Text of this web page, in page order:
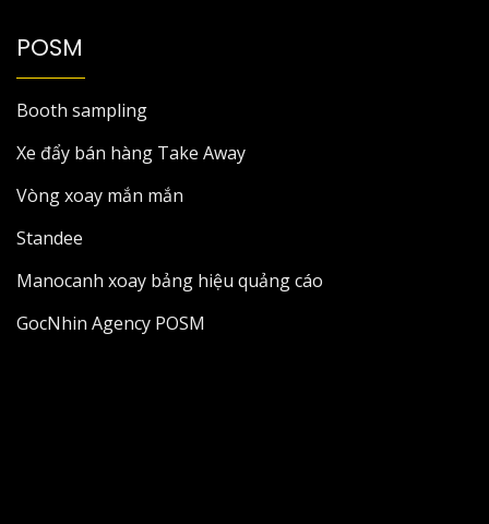
POSM
Booth sampling
Xe đẩy bán hàng Take Away
Vòng xoay mắn mắn
Standee
Manocanh xoay bảng hiệu quảng cáo
GocNhin Agency POSM